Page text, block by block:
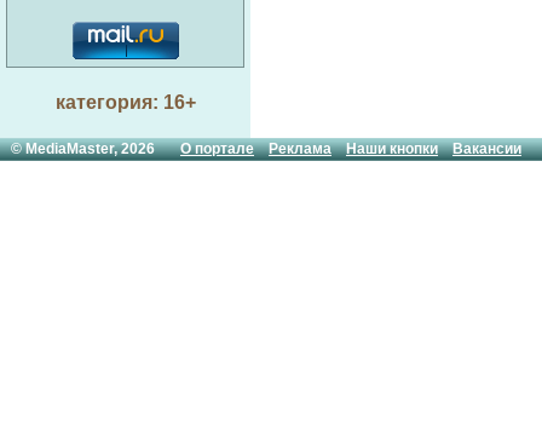
категория: 16+
© MediaMaster, 2026О портале Реклама Наши кнопки Вакансии